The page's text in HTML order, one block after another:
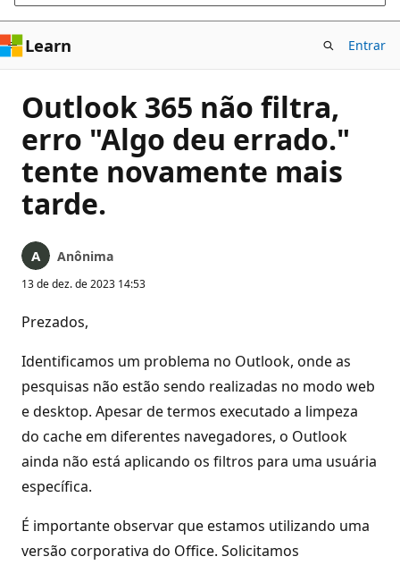
Learn Entrar
Outlook 365 não filtra,
erro "Algo deu errado."
tente novamente mais
tarde.
Anônima
13 de dez. de 2023 14:53
Prezados,
Identificamos um problema no Outlook, onde as
pesquisas não estão sendo realizadas no modo web
e desktop. Apesar de termos executado a limpeza
do cache em diferentes navegadores, o Outlook
ainda não está aplicando os filtros para uma usuária
específica.
É importante observar que estamos utilizando uma
versão corporativa do Office. Solicitamos